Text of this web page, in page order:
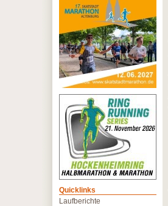
Quicklinks
Laufberichte